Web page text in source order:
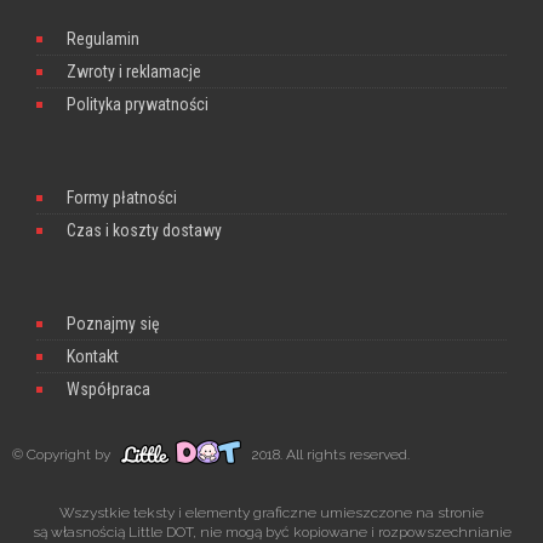
Regulamin
Zwroty i reklamacje
Polityka prywatności
Formy płatności
Czas i koszty dostawy
Poznajmy się
Kontakt
Współpraca
© Copyright by 2018. All rights reserved.
Wszystkie teksty i elementy graficzne umieszczone na stronie
są własnością Little DOT, nie mogą być kopiowane i rozpowszechnianie